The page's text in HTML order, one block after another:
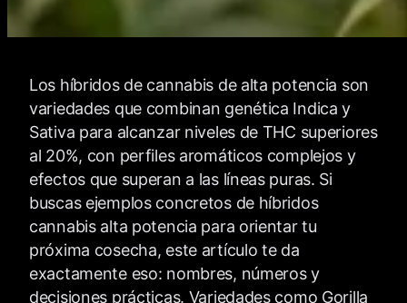
Los híbridos de cannabis de alta potencia son
variedades que combinan genética Indica y
Sativa para alcanzar niveles de THC superiores
al 20%, con perfiles aromáticos complejos y
efectos que superan a las líneas puras. Si
buscas ejemplos concretos de híbridos
cannabis alta potencia para orientar tu
próxima cosecha, este artículo te da
exactamente eso: nombres, números y
decisiones prácticas. Variedades como Gorilla